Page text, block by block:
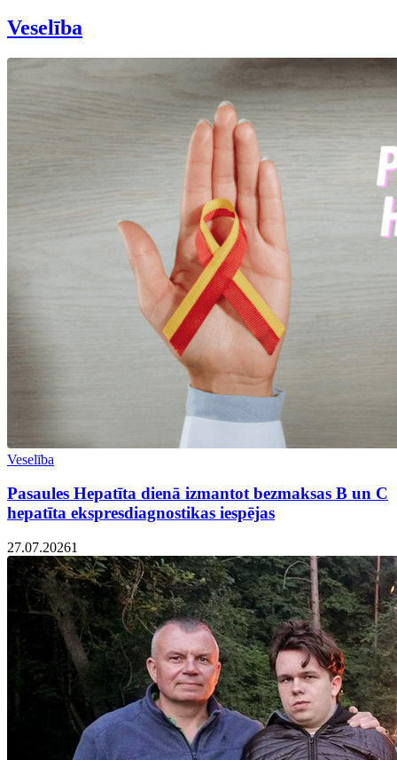
Veselība
Veselība
Pasaules Hepatīta dienā izmantot bezmaksas B un C
hepatīta ekspresdiagnostikas iespējas
27.07.20261